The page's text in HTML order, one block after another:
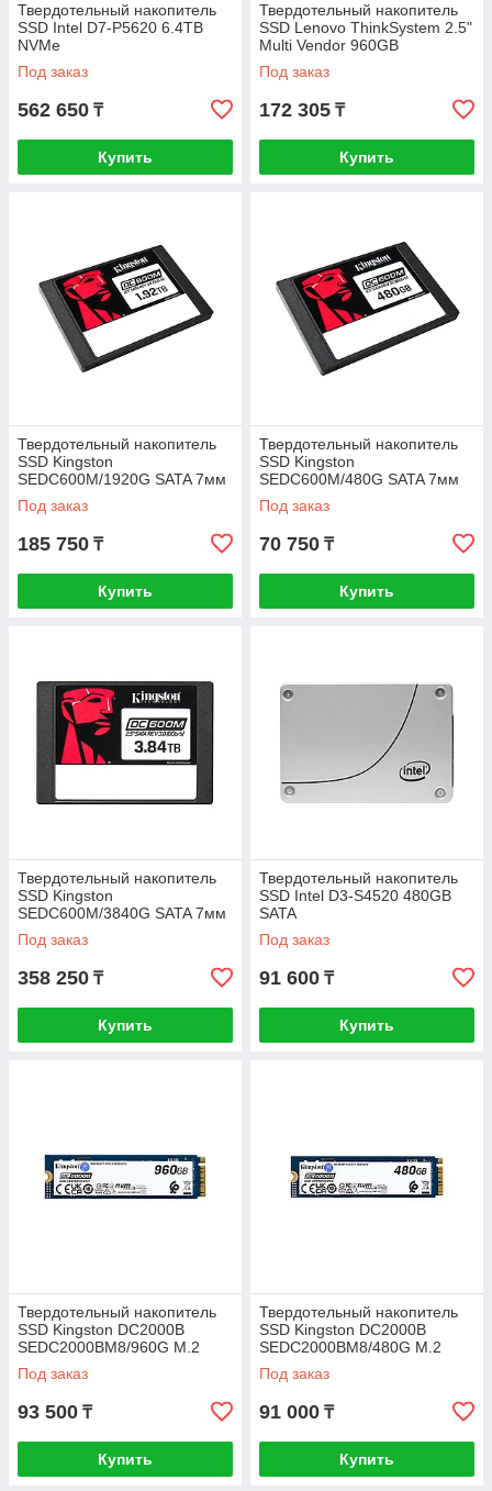
Твердотельный накопитель
SSD Intel D7-P5620 6.4TB
NVMe
Под заказ
562 650 ₸
Купить
Твердотельный накопитель
SSD Lenovo ThinkSystem 2.5"
Multi Vendor 960GB
4XB7A38273
Под заказ
172 305 ₸
Купить
Твердотельный накопитель
SSD Kingston
SEDC600M/1920G SATA 7мм
Под заказ
185 750 ₸
Купить
Твердотельный накопитель
SSD Kingston
SEDC600M/480G SATA 7мм
Под заказ
70 750 ₸
Купить
Твердотельный накопитель
SSD Kingston
SEDC600M/3840G SATA 7мм
Под заказ
358 250 ₸
Купить
Твердотельный накопитель
SSD Intel D3-S4520 480GB
SATA
Под заказ
91 600 ₸
Купить
Твердотельный накопитель
SSD Kingston DC2000B
SEDC2000BM8/960G M.2
NVMe PCIe 4.0x4
Под заказ
93 500 ₸
Купить
Твердотельный накопитель
SSD Kingston DC2000B
SEDC2000BM8/480G M.2
NVMe PCIe 4.0x4
Под заказ
91 000 ₸
Купить